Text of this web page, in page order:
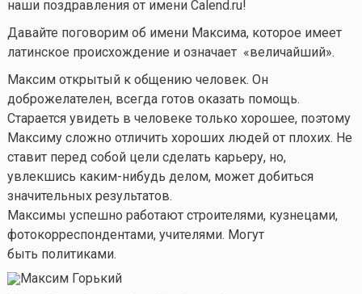
наши поздравления от имени Calend.ru!
Давайте поговорим об имени Максима, которое имеет
латинское происхождение и означает «величайший».
Максим открытый к общению человек. Он
доброжелателен, всегда готов оказать помощь.
Старается увидеть в человеке только хорошее, поэтому
Максиму сложно отличить хороших людей от плохих. Не
ставит перед собой цели сделать карьеру, но,
увлекшись каким-нибудь делом, может добиться
значительных результатов.
Максимы успешно работают строителями, кузнецами,
фотокорреспондентами, учителями. Могут
быть политиками.